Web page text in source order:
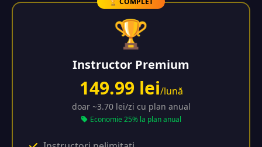
🏆
Instructor Premium
149.99 lei/lună
doar ~3.70 lei/zi cu plan anual
Economie 25% la plan anual